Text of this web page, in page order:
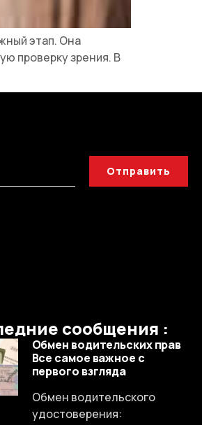
этап. Она
проверку зрения. В
Отправить
сообщения :
Обмен водительских прав
Все самое важное с
первого взгляда
Обмен водительского
удостоверения: